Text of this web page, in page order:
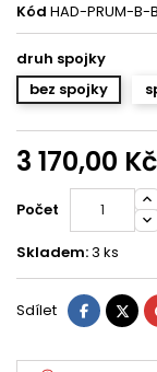
Kód HAD-PRUM-B-
druh spojky
bez spojky
3 170,00 Kč
Počet
Skladem:3 ks
Sdílet Sdílet